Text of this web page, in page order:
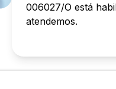
006027/O está
atendemos.